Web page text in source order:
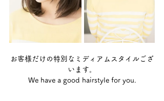
お客様だけの特別なミディアムスタイルござ
います。
We have a good hairstyle for you.